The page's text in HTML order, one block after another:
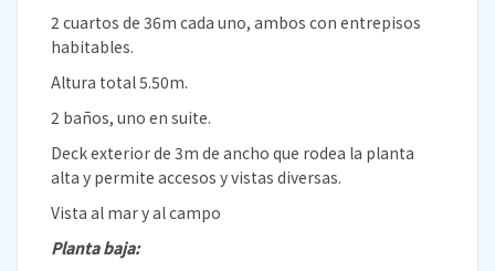
2 cuartos de 36m cada uno, ambos con entrepisos
habitables.
Altura total 5.50m.
2 baños, uno en suite.
Deck exterior de 3m de ancho que rodea la planta
alta y permite accesos y vistas diversas.
Vista al mar y al campo
Planta baja: